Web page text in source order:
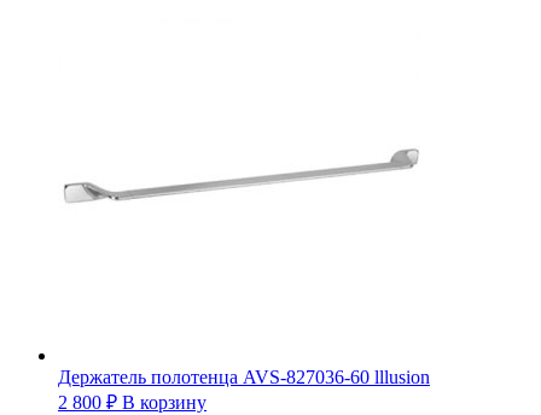
Держатель полотенца AVS-827036-60 lllusion
2 800 ₽ В корзину